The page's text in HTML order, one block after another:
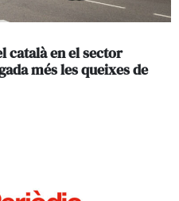
català en el sector
més les queixes de